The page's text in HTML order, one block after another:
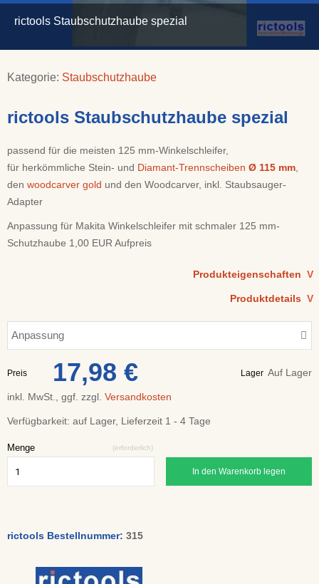
rictools Staubschutzhaube spezial
Kategorie: Staubschutzhaube
rictools Staubschutzhaube spezial
passend für die meisten 125 mm-Winkelschleifer,
für herkömmliche Stein- und Diamant-Trennscheiben Ø 115 mm
den woodcarver gold und den Woodcarver, inkl. Staubsauger-
Adapter
Anpassung für Makita Winkelschleifer mit schmaler 125 mm-
Schutzhaube 1,00 EUR Aufpreis
Produkteigenschaften V
Produktdetails V
Anpassung
Preis 17,98 € Lager Auf Lager
inkl. MwSt., ggf. zzgl. Versandkosten
Verfügbarkeit: auf Lager, Lieferzeit 1 - 4 Tage
Menge (erforderlich)
In den Warenkorb legen
rictools Bestellnummer: 315